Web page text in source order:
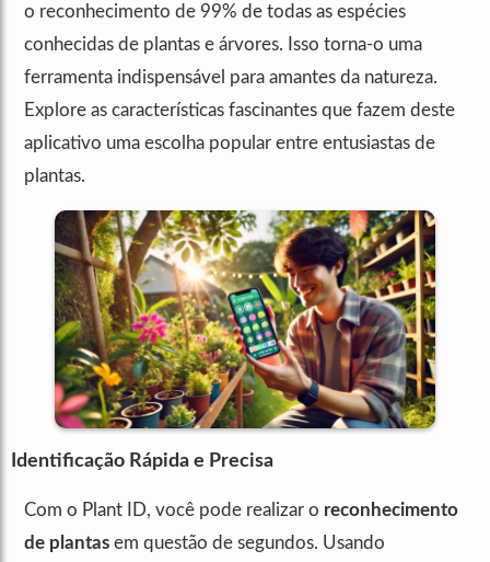
o reconhecimento de 99% de todas as espécies
conhecidas de plantas e árvores. Isso torna-o uma
ferramenta indispensável para amantes da natureza.
Explore as características fascinantes que fazem deste
aplicativo uma escolha popular entre entusiastas de
plantas.
Identificação Rápida e Precisa
Com o Plant ID, você pode realizar o reconhecimento
de plantas em questão de segundos. Usando